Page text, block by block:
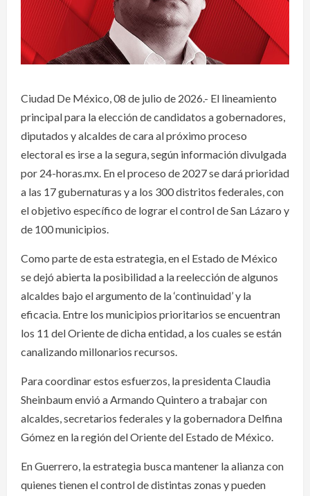
Ciudad De México, 08 de julio de 2026.- El lineamiento
principal para la elección de candidatos a gobernadores,
diputados y alcaldes de cara al próximo proceso
electoral es irse a la segura, según información divulgada
por 24-horas.mx. En el proceso de 2027 se dará prioridad
a las 17 gubernaturas y a los 300 distritos federales, con
el objetivo específico de lograr el control de San Lázaro y
de 100 municipios.
Como parte de esta estrategia, en el Estado de México
se dejó abierta la posibilidad a la reelección de algunos
alcaldes bajo el argumento de la ‘continuidad’ y la
eficacia. Entre los municipios prioritarios se encuentran
los 11 del Oriente de dicha entidad, a los cuales se están
canalizando millonarios recursos.
Para coordinar estos esfuerzos, la presidenta Claudia
Sheinbaum envió a Armando Quintero a trabajar con
alcaldes, secretarios federales y la gobernadora Delfina
Gómez en la región del Oriente del Estado de México.
En Guerrero, la estrategia busca mantener la alianza con
quienes tienen el control de distintas zonas y pueden